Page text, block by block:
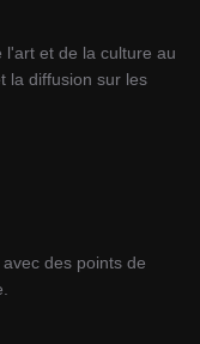
l'art et de la culture au
la diffusion sur les
des points de